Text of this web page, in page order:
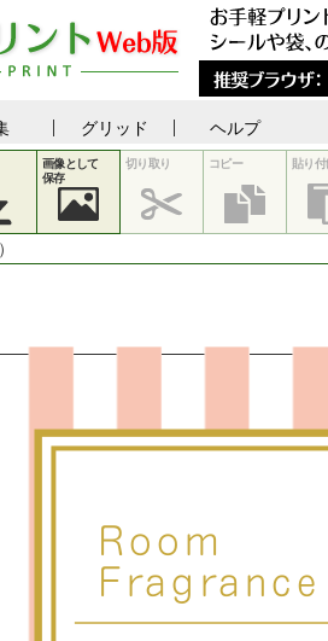
グリッド ヘルプ
画像として
保存
切り取り コピー 貼り付
R o o m
F ra g ra n c e